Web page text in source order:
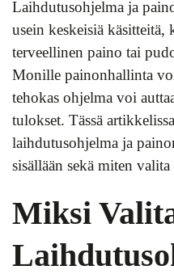
Laihdutusohjelma ja
usein keskeisiä käsitteitä,
terveellinen paino tai
Monille painonhallinta
tehokas ohjelma voi
tulokset. Tässä
laihdutusohjelma ja
sisällään sekä miten
Miksi